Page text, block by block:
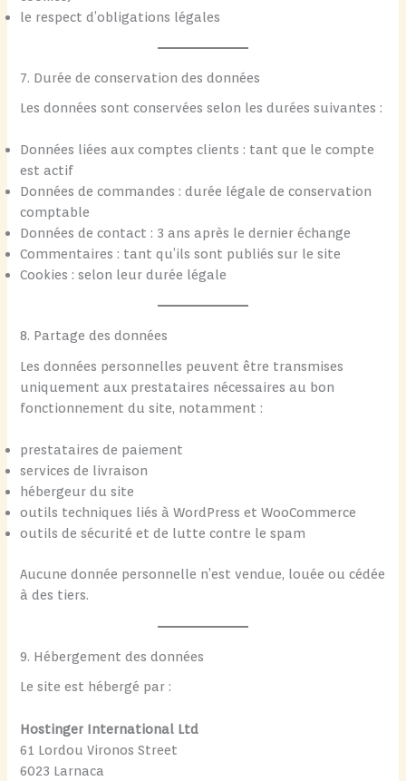
le respect d’obligations légales
7. Durée de conservation des données
Les données sont conservées selon les durées suivantes :
Données liées aux comptes clients : tant que le compte
est actif
Données de commandes : durée légale de conservation
comptable
Données de contact : 3 ans après le dernier échange
Commentaires : tant qu’ils sont publiés sur le site
Cookies : selon leur durée légale
8. Partage des données
Les données personnelles peuvent être transmises
uniquement aux prestataires nécessaires au bon
fonctionnement du site, notamment :
prestataires de paiement
services de livraison
hébergeur du site
outils techniques liés à WordPress et WooCommerce
outils de sécurité et de lutte contre le spam
Aucune donnée personnelle n’est vendue, louée ou cédée
à des tiers.
9. Hébergement des données
Le site est hébergé par :
Hostinger International Ltd
61 Lordou Vironos Street
6023 Larnaca